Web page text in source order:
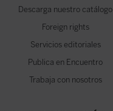
Descarga nuestro catálogo
Foreign rights
Servicios editoriales
Publica en Encuentro
Trabaja con nosotros